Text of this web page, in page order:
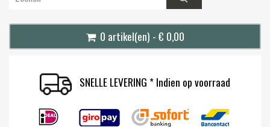
0 artikel(en) - € 0,00
SNELLE LEVERING * Indien op voorraad